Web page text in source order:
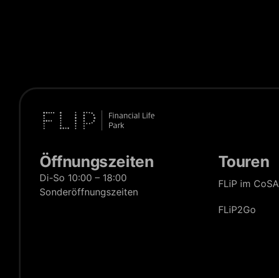
Öffnungszeiten
Di-So 10:00 – 18:00
Sonderöffnungszeiten
Touren
FLiP im CoSA
FLiP2Go